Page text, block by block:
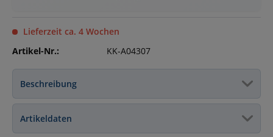
Lieferzeit ca. 4 Wochen
Artikel-Nr.:
KK-A04307
Beschreibung
Artikeldaten